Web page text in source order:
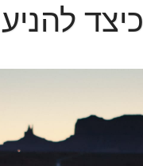
כיצד